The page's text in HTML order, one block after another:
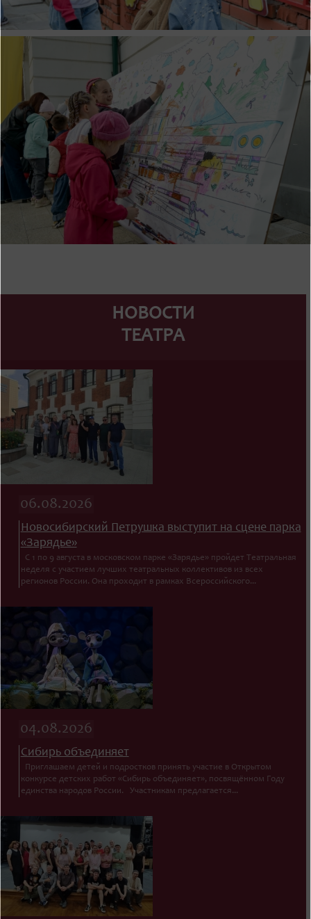
НОВОСТИ
ТЕАТРА
06.08.2026
Новосибирский Петрушка выступит на сцене парка
«Зарядье»
С 1 по 9 августа в московском парке «Зарядье» пройдет Театральная
неделя с участием лучших театральных коллективов из всех
регионов России. Она проходит в рамках Всероссийского...
04.08.2026
Сибирь объединяет
Приглашаем детей и подростков принять участие в Открытом
конкурсе детских работ «Сибирь объединяет», посвящённом Году
единства народов России. Участникам предлагается...